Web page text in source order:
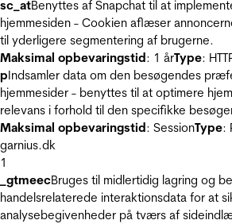
sc_atBenyttes af Snapchat til at
hjemmesiden - Cookien aflæser
til yderligere segmentering af brugerne.
Maksimal opbevaringstid: 1 årType:
pIndsamler data om den besøgendes
hjemmesider - benyttes til at optimere
relevans i forhold til den specifikke
Maksimal opbevaringstid: SessionType:
garnius.dk
1
_gtmeecBruges til midlertidig lagring og
handelsrelaterede interaktionsdata for at
analysebegivenheder på tværs af